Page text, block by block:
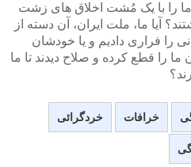
را با یک مُشت اخلاق های زشت
آیا ما، ملت ایران، آن دسته از
را فراری دادیم و یا خودشان
را قطع کرده و صلاح دیدند تا ما
خرافات خردگرائی